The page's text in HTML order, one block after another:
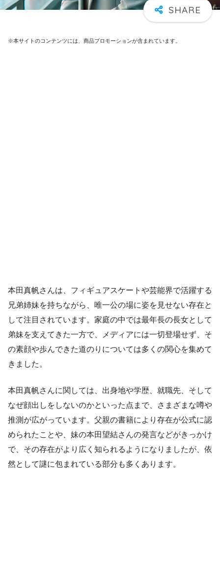
※本サイトのコンテンツには、商品プロモーションが含まれています。
本田真帆さんは、フィギュアスケートや芸能界で活躍する
兄弟姉妹を持ちながら、唯一公の場に姿を見せない存在と
して注目されています。家庭の中では最年長の長女として
弟妹を支えてきた一方で、メディアには一切登場せず、そ
の素顔や歩んできた道のりについては多くの関心を集めて
きました。
本田真帆さんに関しては、出身地や学歴、就職先、そして
なぜ顔出しをしないのかといった点まで、さまざまな噂や
推測が広がっています。父親の書籍により存在が公式に認
められたことや、妹の本田望結さんの発言などがきっかけ
で、その存在がより広く知られるようになりましたが、依
然として謎に包まれている部分も多くあります。